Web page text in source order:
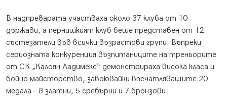
В надпреварата участваха около 37 клуба от 10
държави, а пернишкият клуб беше представен от 12
състезатели във всички възрастови групи. Въпреки
сериозната конкуренция възпитаниците на треньорите
от СК „Калоян Ладимекс“ демонстрираха висока класа и
бойно майсторство, завоювайки впечатляващите 20
медала – 8 златни, 5 сребърни и 7 бронзови.